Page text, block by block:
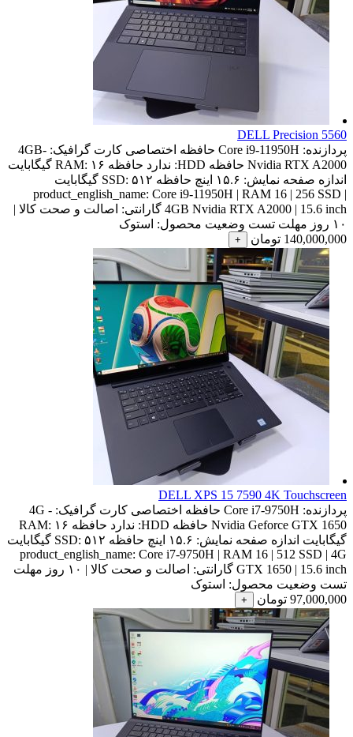
DELL Precision 5560
پردازنده: Core i9-11950H حافظه اختصاصی کارت گرافیک: 4GB-
Nvidia RTX A2000 حافظه HDD: ندارد حافظه RAM: ۱۶ گیگابایت
اندازه صفحه نمایش: ۱۵.۶ اینچ حافظه SSD: ۵۱۲ گیگابایت
product_english_name: Core i9-11950H | RAM 16 | 256 SSD |
4GB Nvidia RTX A2000 | 15.6 inch گارانتی: اصالت و صحت کالا |
۱۰ روز مهلت تست
وضعیت محصول: استوک
140,000,000 تومان +
DELL XPS 15 7590 4K Touchscreen
پردازنده: Core i7-9750H حافظه اختصاصی کارت گرافیک: 4G -
Nvidia Geforce GTX 1650 حافظه HDD: ندارد حافظه RAM: ۱۶
گیگابایت اندازه صفحه نمایش: ۱۵.۶ اینچ حافظه SSD: ۵۱۲ گیگابایت
product_english_name: Core i7-9750H | RAM 16 | 512 SSD | 4G
GTX 1650 | 15.6 inch گارانتی:
اصالت و صحت کالا | ۱۰ روز مهلت
تست وضعیت محصول: استوک
97,000,000 تومان +